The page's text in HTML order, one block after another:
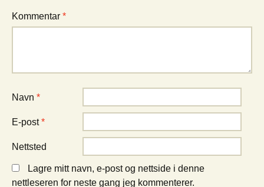
Kommentar *
Navn *
E-post*
Nettsted
Lagre mitt navn, e-post og nettside i denne
nettleseren for neste gang jeg kommenterer.